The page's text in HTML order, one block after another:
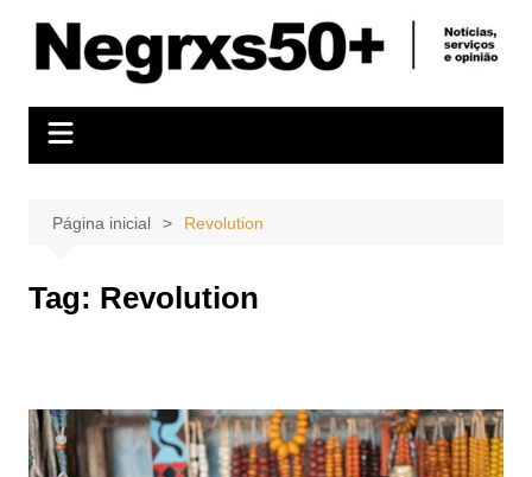
conteúdo
Página inicial Revolution
Tag: Revolution